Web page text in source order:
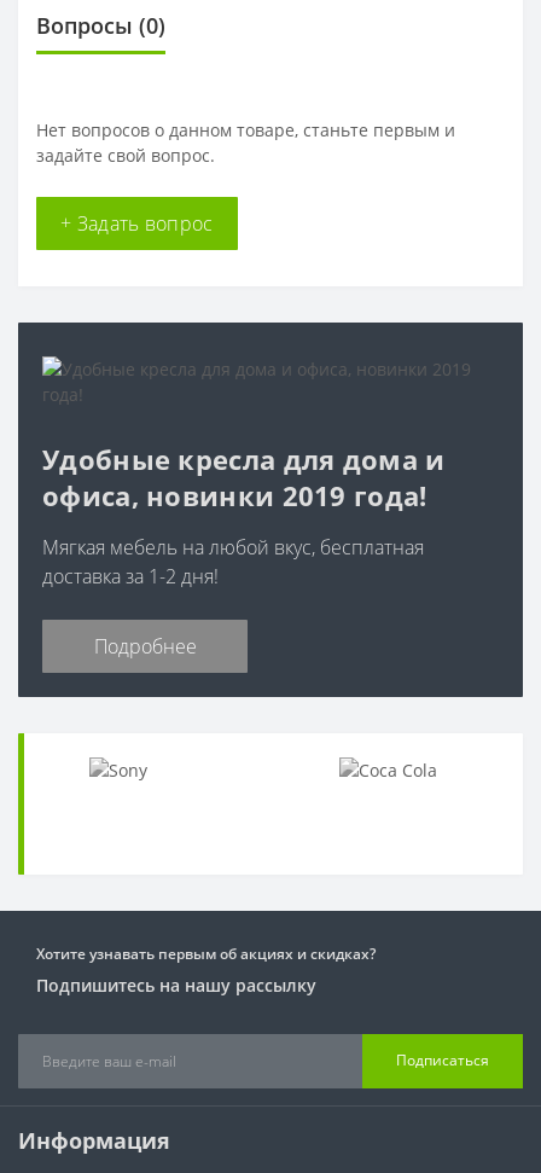
Вопросы (0)
Нет вопросов о данном товаре, станьте первым и
задайте свой вопрос.
+ Задать вопрос
Удобные кресла для дома и
офиса, новинки 2019 года!
Мягкая мебель на любой вкус, бесплатная
доставка за 1-2 дня!
Подробнее
Хотите узнавать первым об акциях и скидках?
Подпишитесь на нашу рассылку
Подписаться
Информация